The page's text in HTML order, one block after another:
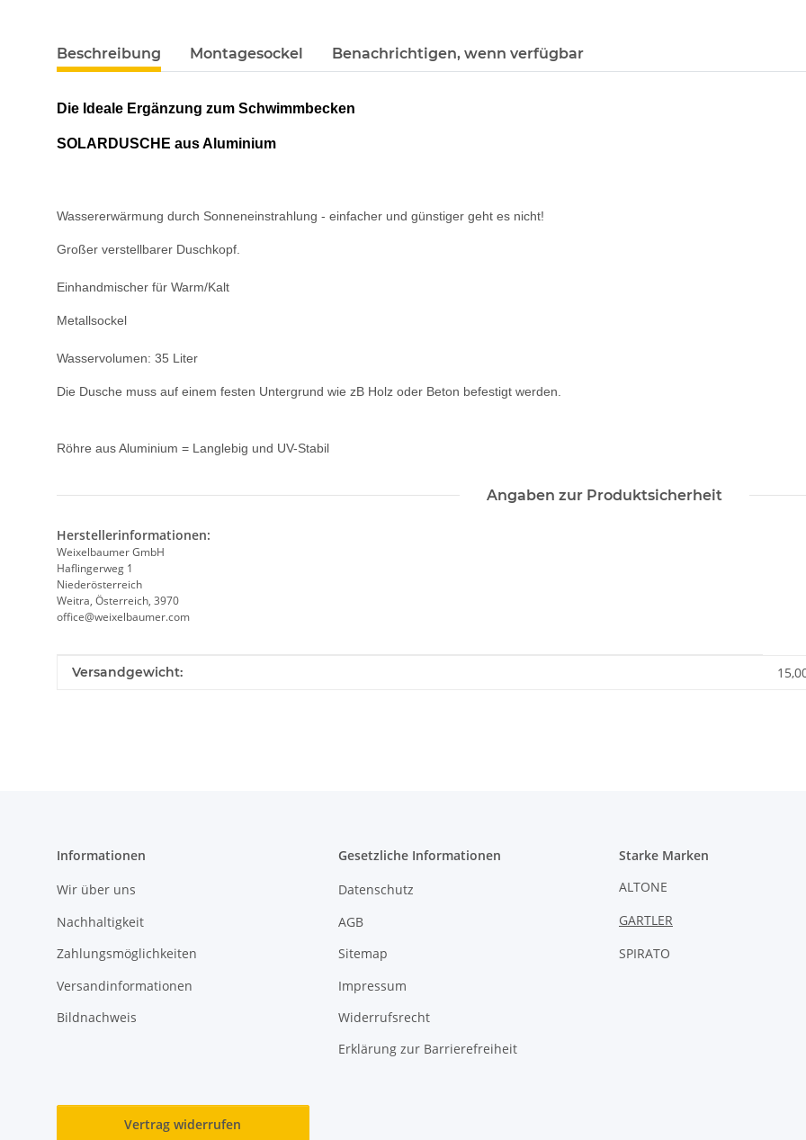
Beschreibung Montagesockel Benachrichtigen, wenn verfügbar
Die Ideale Ergänzung zum Schwimmbecken
SOLARDUSCHE aus Aluminium
Wassererwärmung durch Sonneneinstrahlung - einfacher und günstiger geht es nicht!
Großer verstellbarer Duschkopf.
Einhandmischer für Warm/Kalt
Metallsockel
Wasservolumen: 35 Liter
Die Dusche muss auf einem festen Untergrund wie zB Holz oder Beton befestigt werden.
Röhre aus Aluminium = Langlebig und UV-Stabil
Angaben zur Produktsicherheit
Herstellerinformationen:
Weixelbaumer GmbH
Haflingerweg 1
Niederösterreich
Weitra, Österreich, 3970
office@weixelbaumer.com
Produkteigenschaft
Wert
Versandgewicht:
Informationen
Wir über uns
Nachhaltigkeit
Zahlungsmöglichkeiten
Versandinformationen
Bildnachweis
Gesetzliche Informationen
Datenschutz
AGB
Sitemap
Impressum
Widerrufsrecht
Erklärung zur Barrierefreiheit
Starke Marken
ALTONE
GARTLER
SPIRATO
Vertrag widerrufen